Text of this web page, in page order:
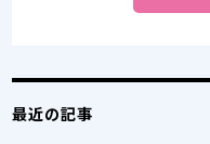
最近の記事